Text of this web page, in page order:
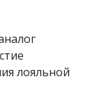
лояльной